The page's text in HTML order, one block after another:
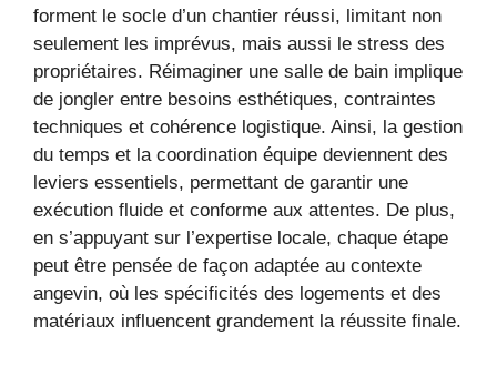
forment le socle d’un chantier réussi, limitant non
seulement les imprévus, mais aussi le stress des
propriétaires. Réimaginer une salle de bain implique
de jongler entre besoins esthétiques, contraintes
techniques et cohérence logistique. Ainsi, la gestion
du temps et la coordination équipe deviennent des
leviers essentiels, permettant de garantir une
exécution fluide et conforme aux attentes. De plus,
en s’appuyant sur l’expertise locale, chaque étape
peut être pensée de façon adaptée au contexte
angevin, où les spécificités des logements et des
matériaux influencent grandement la réussite finale.